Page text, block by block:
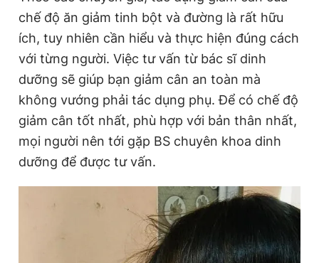
chế độ ăn giảm tinh bột và đường là rất hữu
ích, tuy nhiên cần hiểu và thực hiện đúng cách
với từng người. Việc tư vấn từ bác sĩ dinh
dưỡng sẽ giúp bạn giảm cân an toàn mà
không vướng phải tác dụng phụ. Để có chế độ
giảm cân tốt nhất, phù hợp với bản thân nhất,
mọi người nên tới gặp BS chuyên khoa dinh
dưỡng để được tư vấn.